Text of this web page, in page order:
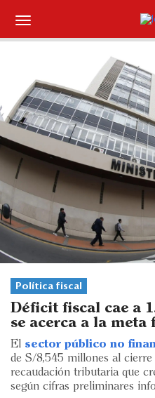
Iniciar sesión
Portada
¿Qué está pasando?
Sectores y Empresas
Management
Economía y Finanzas
Legal y Política
Eventos
Blogs
Ranking CEO
Política fiscal
Déficit fiscal cae a
se acerca a la meta
El sector público no
de S/8,545 millones al
recaudación tributaria que
según cifras preliminares